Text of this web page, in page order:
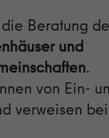
Beratung
und
.
von Ein-
verweisen